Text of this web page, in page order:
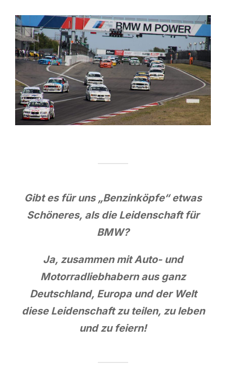
Gibt es für uns „Benzinköpfe“ etwas
Schöneres, als die Leidenschaft für
BMW?
Ja, zusammen mit Auto- und
Motorradliebhabern aus ganz
Deutschland, Europa und der Welt
diese Leidenschaft zu teilen, zu leben
und zu feiern!